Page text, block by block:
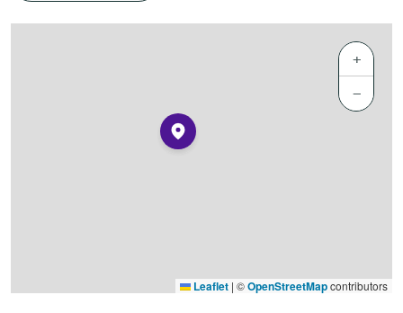
+
−
Leaflet | ©OpenStreetMapcontributors